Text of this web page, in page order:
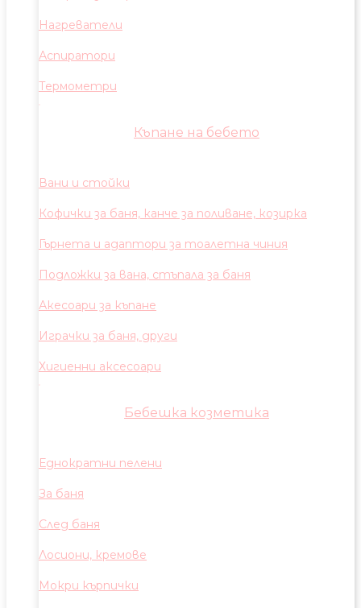
Нагреватели
Аспиратори
Термометри
Къпане на бебето
Вани и стойки
Кофички за баня, канче за поливане, козирка
Гърнета и адаптори за тоалетна чиния
Подложки за вана, стъпала за баня
Акесоари за къпане
Играчки за баня, други
Хигиенни аксесоари
Бебешка козметика
Еднократни пелени
За баня
След баня
Лосиони, кремове
Мокри кърпички